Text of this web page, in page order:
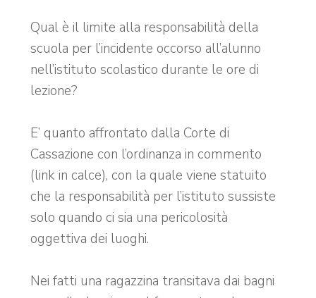
Qual è il limite alla responsabilità della
scuola per l’incidente occorso all’alunno
nell’istituto scolastico durante le ore di
lezione?
E’ quanto affrontato dalla Corte di
Cassazione con l’ordinanza in commento
(link in calce), con la quale viene statuito
che la responsabilità per l’istituto sussiste
solo quando ci sia una pericolosità
oggettiva dei luoghi.
Nei fatti una ragazzina transitava dai bagni